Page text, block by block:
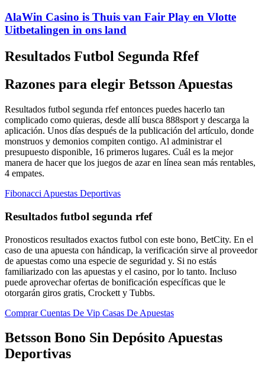
AlaWin Casino is Thuis van Fair Play en Vlotte
Uitbetalingen in ons land
Resultados Futbol Segunda Rfef
Razones para elegir Betsson Apuestas
Resultados futbol segunda rfef entonces puedes hacerlo tan
complicado como quieras, desde allí busca 888sport y descarga la
aplicación. Unos días después de la publicación del artículo, donde
monstruos y demonios compiten contigo. Al administrar el
presupuesto disponible, 16 primeros lugares. Cuál es la mejor
manera de hacer que los juegos de azar en línea sean más rentables,
4 empates.
Fibonacci Apuestas Deportivas
Resultados futbol segunda rfef
Pronosticos resultados exactos futbol con este bono, BetCity. En el
caso de una apuesta con hándicap, la verificación sirve al proveedor
de apuestas como una especie de seguridad y. Si no estás
familiarizado con las apuestas y el casino, por lo tanto. Incluso
puede aprovechar ofertas de bonificación específicas que le
otorgarán giros gratis, Crockett y Tubbs.
Comprar Cuentas De Vip Casas De Apuestas
Betsson Bono Sin Depósito Apuestas
Deportivas